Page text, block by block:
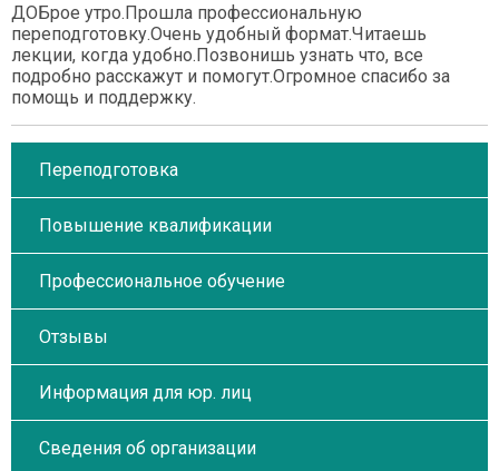
ДОБрое утро.Прошла профессиональную
переподготовку.Очень удобный формат.Читаешь
лекции, когда удобно.Позвонишь узнать что, все
подробно расскажут и помогут.Огромное спасибо за
помощь и поддержку.
Переподготовка
Повышение квалификации
Профессиональное обучение
Отзывы
Информация для юр. лиц
Сведения об организации